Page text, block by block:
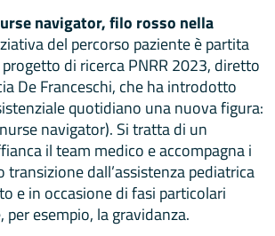
navigator, filo rosso nella
del percorso paziente è partita
di ricerca PNRR 2023, diretto
De Franceschi, che ha introdotto
quotidiano una nuova figura:
navigator). Si tratta di un
il team medico e accompagna i
transizione dall’assistenza pediatrica
e in occasione di fasi particolari
per esempio, la gravidanza.